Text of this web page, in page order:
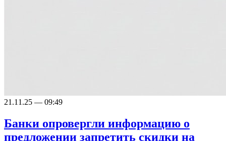
21.11.25 — 09:49
Банки опровергли информацию о
предложении запретить скидки на